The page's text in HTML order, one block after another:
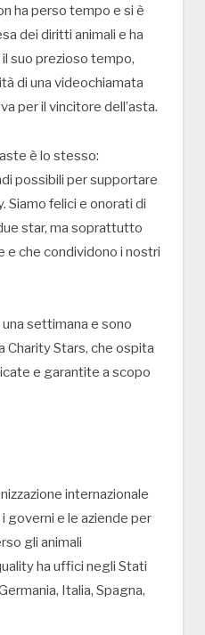
ha perso tempo e si è
dei diritti animali e ha
suo prezioso tempo,
di una videochiamata
per il vincitore dell’asta.
è lo stesso:
possibili per supportare
Siamo felici e onorati di
star, ma soprattutto
e che condividono i nostri
settimana e sono
Stars, che ospita
e garantite a scopo
internazionale
governi e le aziende per
gli animali
ha uffici negli Stati
Italia, Spagna,